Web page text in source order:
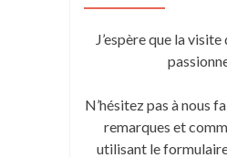
J’espère que la
N’hésitez pas à nous
remarques et
utilisant le